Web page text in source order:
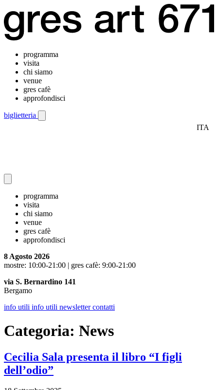
programma
visita
chi siamo
venue
gres cafè
approfondisci
biglietteria
ITA
programma
visita
chi siamo
venue
gres cafè
approfondisci
8 Agosto 2026
mostre: 10:00-21:00 | gres cafè: 9:00-21:00
via S. Bernardino 141
Bergamo
info utili info utili newslettercontatti
Categoria: News
Cecilia Sala presenta il libro “I figli
dell’odio”